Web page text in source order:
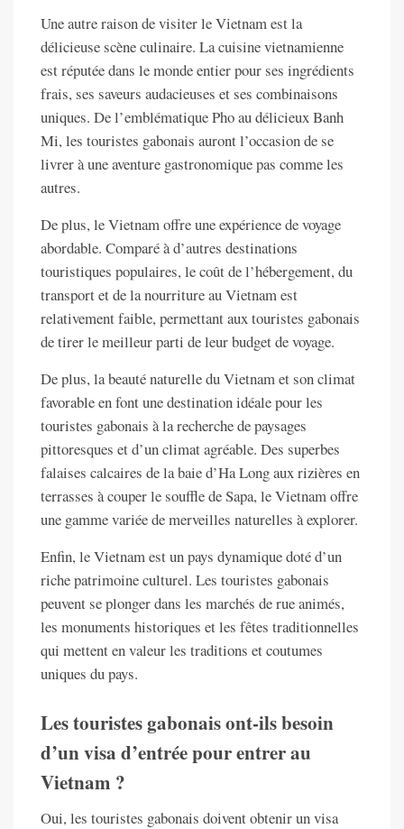
Une autre raison de visiter le Vietnam est la
délicieuse scène culinaire. La cuisine vietnamienne
est réputée dans le monde entier pour ses ingrédients
frais, ses saveurs audacieuses et ses combinaisons
uniques. De l’emblématique Pho au délicieux Banh
Mi, les touristes gabonais auront l’occasion de se
livrer à une aventure gastronomique pas comme les
autres.
De plus, le Vietnam offre une expérience de voyage
abordable. Comparé à d’autres destinations
touristiques populaires, le coût de l’hébergement, du
transport et de la nourriture au Vietnam est
relativement faible, permettant aux touristes gabonais
de tirer le meilleur parti de leur budget de voyage.
De plus, la beauté naturelle du Vietnam et son climat
favorable en font une destination idéale pour les
touristes gabonais à la recherche de paysages
pittoresques et d’un climat agréable. Des superbes
falaises calcaires de la baie d’Ha Long aux rizières en
terrasses à couper le souffle de Sapa, le Vietnam offre
une gamme variée de merveilles naturelles à explorer.
Enfin, le Vietnam est un pays dynamique doté d’un
riche patrimoine culturel. Les touristes gabonais
peuvent se plonger dans les marchés de rue animés,
les monuments historiques et les fêtes traditionnelles
qui mettent en valeur les traditions et coutumes
uniques du pays.
Les touristes gabonais ont-ils besoin
d’un visa d’entrée pour entrer au
Vietnam ?
Oui, les touristes gabonais doivent obtenir un visa